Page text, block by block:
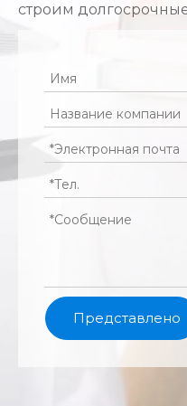
строим
Представлено